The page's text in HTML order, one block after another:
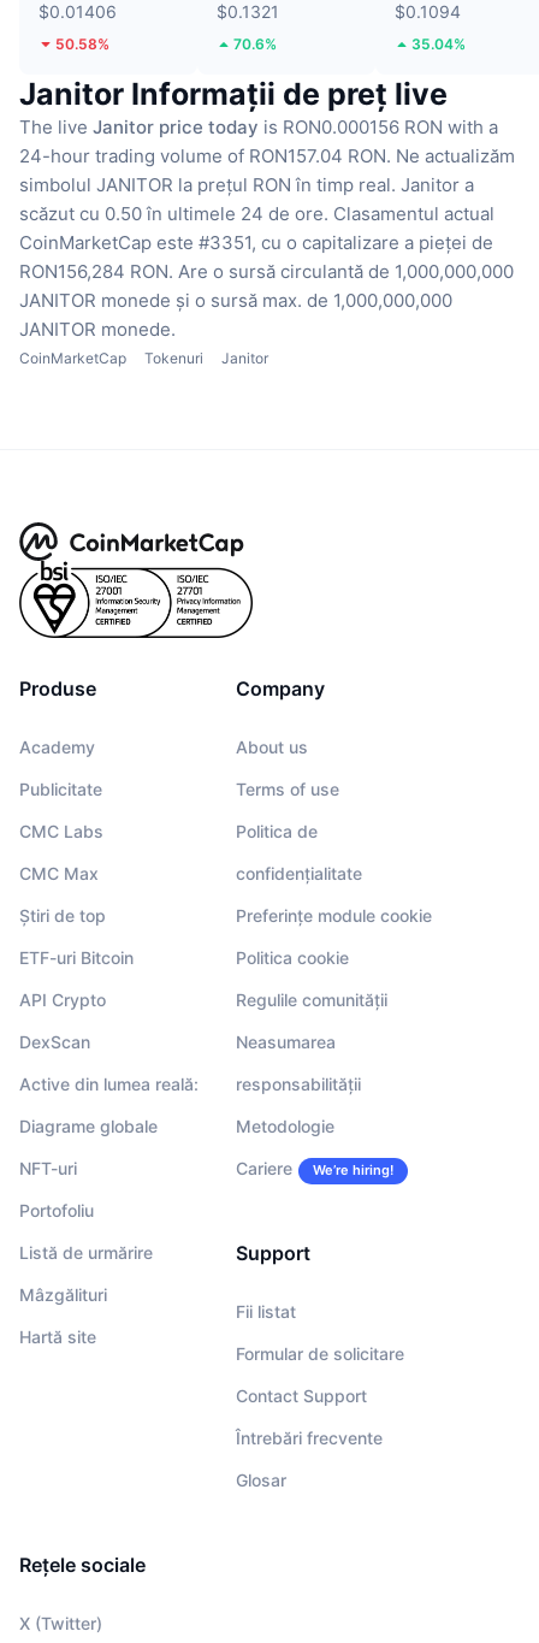
$0.01406
50.58%
$0.1321
70.6%
$0.1094
35.04%
Janitor Informații de preț live
The live Janitor price today is RON0.000156 RON with a
24-hour trading volume of RON157.04 RON. Ne actualizăm
simbolul JANITOR la prețul RON în timp real. Janitor a
scăzut cu 0.50 în ultimele 24 de ore. Clasamentul actual
CoinMarketCap este #3351, cu o capitalizare a pieței de
RON156,284 RON. Are o sursă circulantă de 1,000,000,000
JANITOR monede și o sursă max. de 1,000,000,000
JANITOR monede.
CoinMarketCap Tokenuri Janitor
Produse
Academy
Publicitate
CMC Labs
CMC Max
Știri de top
ETF-uri Bitcoin
API Crypto
DexScan
Active din lumea reală:
Diagrame globale
NFT-uri
Portofoliu
Listă de urmărire
Mâzgălituri
Hartă site
Company
About us
Terms of use
Politica de
confidențialitate
Preferințe module cookie
Politica cookie
Regulile comunității
Neasumarea
responsabilității
Metodologie
Cariere We’re hiring!
Support
Fii listat
Formular de solicitare
Contact Support
Întrebări frecvente
Glosar
Rețele sociale
X (Twitter)